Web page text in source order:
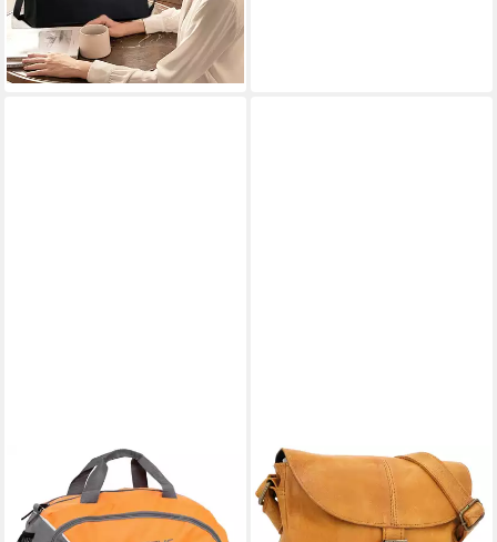
Büro Arbeit Schule
36,93 € UVP86,00 €
-57%
lieferbar - in 3-4 Werktagen bei dir